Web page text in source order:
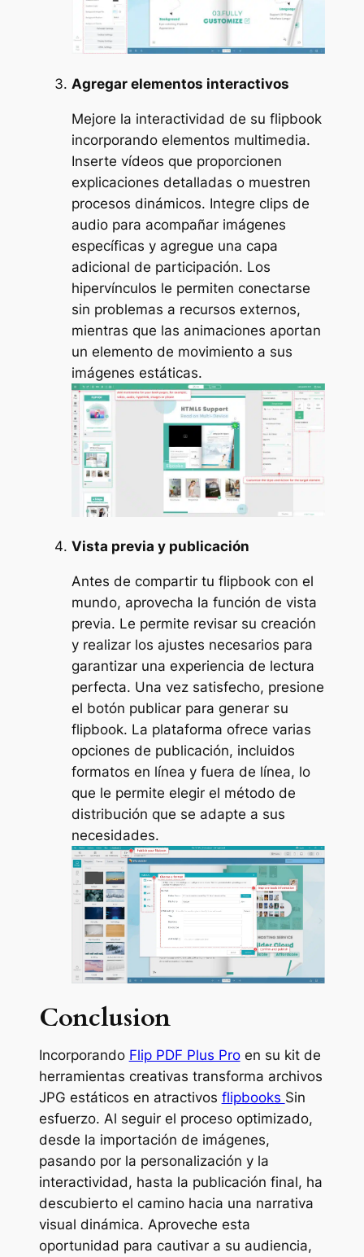
Agregar elementos interactivos
Mejore la interactividad de su flipbook
incorporando elementos multimedia.
Inserte vídeos que proporcionen
explicaciones detalladas o muestren
procesos dinámicos. Integre clips de
audio para acompañar imágenes
específicas y agregue una capa
adicional de participación. Los
hipervínculos le permiten conectarse
sin problemas a recursos externos,
mientras que las animaciones aportan
un elemento de movimiento a sus
imágenes estáticas.
Vista previa y publicación
Antes de compartir tu flipbook con el
mundo, aprovecha la función de vista
previa. Le permite revisar su creación
y realizar los ajustes necesarios para
garantizar una experiencia de lectura
perfecta. Una vez satisfecho, presione
el botón publicar para generar su
flipbook. La plataforma ofrece varias
opciones de publicación, incluidos
formatos en línea y fuera de línea, lo
que le permite elegir el método de
distribución que se adapte a sus
necesidades.
Conclusion
Incorporando Flip PDF Plus Proen su kit de
herramientas creativas transforma archivos
JPG estáticos en atractivos flipbooks Sin
esfuerzo. Al seguir el proceso optimizado,
desde la importación de imágenes,
pasando por la personalización y la
interactividad, hasta la publicación final, ha
descubierto el camino hacia una narrativa
visual dinámica. Aproveche esta
oportunidad para cautivar a su audiencia,